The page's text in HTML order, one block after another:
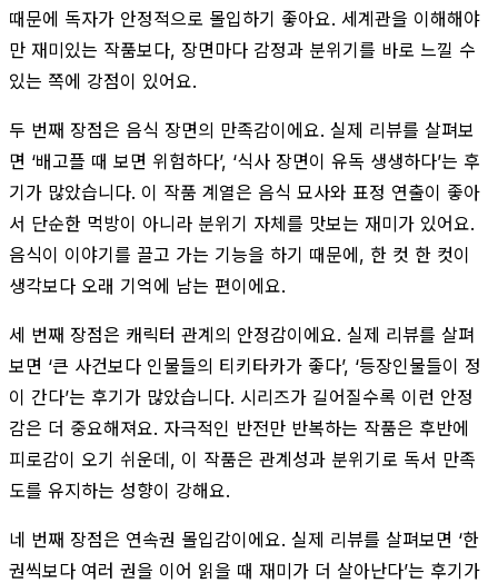
때문에 독자가 안정적으로 몰입하기 좋아요. 세계관을 이해해야
만 재미있는 작품보다, 장면마다 감정과 분위기를 바로 느낄 수
있는 쪽에 강점이 있어요.
두 번째 장점은 음식 장면의 만족감이에요. 실제 리뷰를 살펴보
면 ‘배고플 때 보면 위험하다’, ‘식사 장면이 유독 생생하다’는 후
기가 많았습니다. 이 작품 계열은 음식 묘사와 표정 연출이 좋아
서 단순한 먹방이 아니라 분위기 자체를 맛보는 재미가 있어요.
음식이 이야기를 끌고 가는 기능을 하기 때문에, 한 컷 한 컷이
생각보다 오래 기억에 남는 편이에요.
세 번째 장점은 캐릭터 관계의 안정감이에요. 실제 리뷰를 살펴
보면 ‘큰 사건보다 인물들의 티키타카가 좋다’, ‘등장인물들이 정
이 간다’는 후기가 많았습니다. 시리즈가 길어질수록 이런 안정
감은 더 중요해져요. 자극적인 반전만 반복하는 작품은 후반에
피로감이 오기 쉬운데, 이 작품은 관계성과 분위기로 독서 만족
도를 유지하는 성향이 강해요.
네 번째 장점은 연속권 몰입감이에요. 실제 리뷰를 살펴보면 ‘한
권씩보다 여러 권을 이어 읽을 때 재미가 더 살아난다’는 후기가